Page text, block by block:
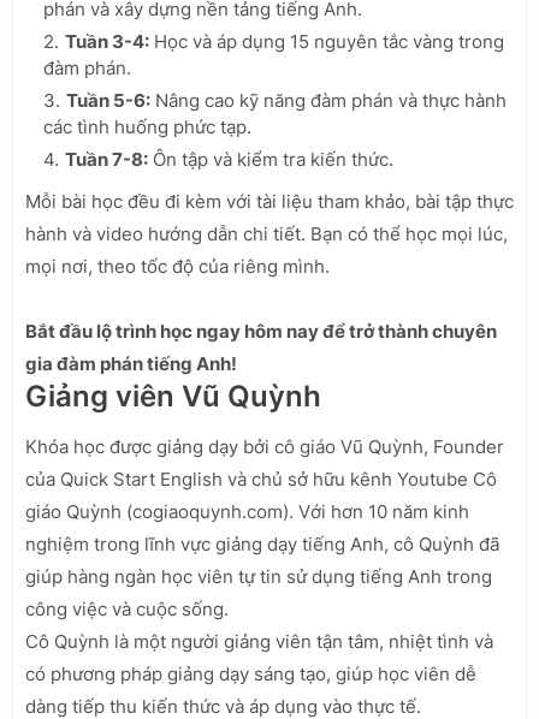
phán và xây dựng nền tảng tiếng Anh.
Tuần 3-4: Học và áp dụng 15 nguyên tắc vàng trong
đàm phán.
Tuần 5-6: Nâng cao kỹ năng đàm phán và thực hành
các tình huống phức tạp.
Tuần 7-8: Ôn tập và kiểm tra kiến thức.
Mỗi bài học đều đi kèm với tài liệu tham khảo, bài tập thực
hành và video hướng dẫn chi tiết. Bạn có thể học mọi lúc,
mọi nơi, theo tốc độ của riêng mình.
Bắt đầu lộ trình học ngay hôm nay để trở thành chuyên
gia đàm phán tiếng Anh!
Giảng viên Vũ Quỳnh
Khóa học được giảng dạy bởi cô giáo Vũ Quỳnh, Founder
của Quick Start English và chủ sở hữu kênh Youtube Cô
giáo Quỳnh (cogiaoquynh.com). Với hơn 10 năm kinh
nghiệm trong lĩnh vực giảng dạy tiếng Anh, cô Quỳnh đã
giúp hàng ngàn học viên tự tin sử dụng tiếng Anh trong
công việc và cuộc sống.
Cô Quỳnh là một người giảng viên tận tâm, nhiệt tình và
có phương pháp giảng dạy sáng tạo, giúp học viên dễ
dàng tiếp thu kiến thức và áp dụng vào thực tế.